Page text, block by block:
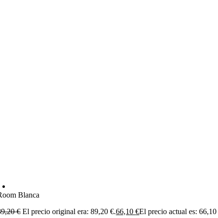
Blanca
€ El precio original era: 89,20 €.66,10€El precio actual es: